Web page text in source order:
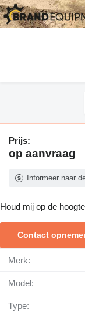
Prijs:
op aanvraag
Informeer naar
Houd mij op de
Contact
Merk:
Model:
Type: